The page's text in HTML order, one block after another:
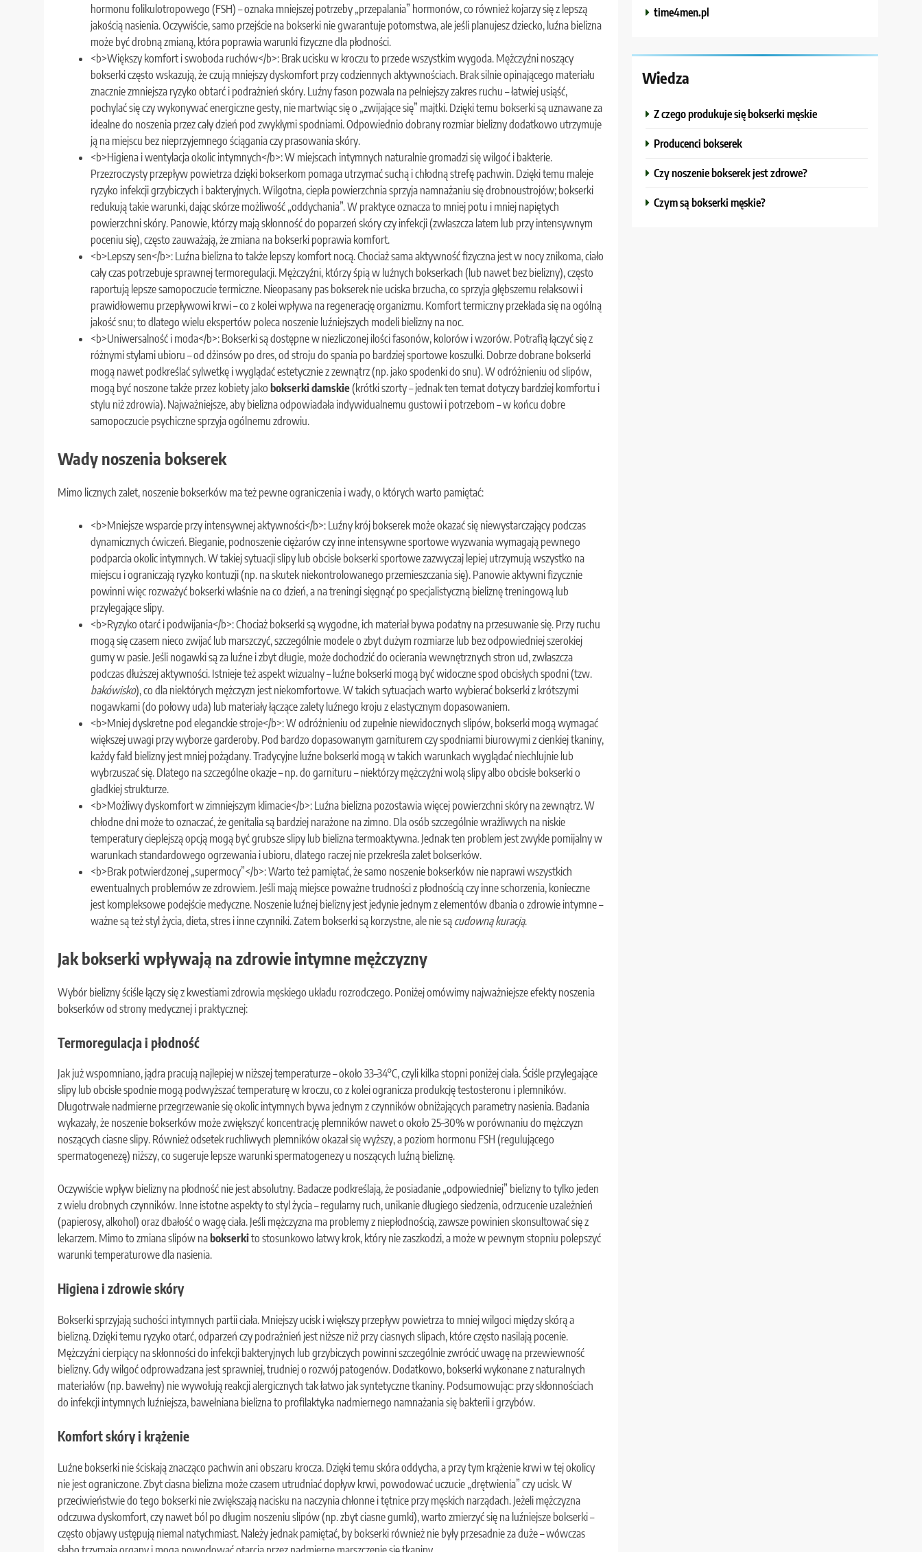
hormonu folikulotropowego (FSH) – oznaka mniejszej potrzeby „przepalania” hormonów, co również kojarzy się z lepszą
jakością nasienia. Oczywiście, samo przejście na bokserki nie gwarantuje potomstwa, ale jeśli planujesz dziecko, luźna bielizna
może być drobną zmianą, która poprawia warunki fizyczne dla płodności.
<b>Większy komfort i swoboda ruchów</b>: Brak ucisku w kroczu to przede wszystkim wygoda. Mężczyźni noszący
bokserki często wskazują, że czują mniejszy dyskomfort przy codziennych aktywnościach. Brak silnie opinającego materiału
znacznie zmniejsza ryzyko obtarć i podrażnień skóry. Luźny fason pozwala na pełniejszy zakres ruchu – łatwiej usiąść,
pochylać się czy wykonywać energiczne gesty, nie martwiąc się o „zwijające się” majtki. Dzięki temu bokserki są uznawane za
idealne do noszenia przez cały dzień pod zwykłymi spodniami. Odpowiednio dobrany rozmiar bielizny dodatkowo utrzymuje
ją na miejscu bez nieprzyjemnego ściągania czy prasowania skóry.
<b>Higiena i wentylacja okolic intymnych</b>: W miejscach intymnych naturalnie gromadzi się wilgoć i bakterie.
Przezroczysty przepływ powietrza dzięki bokserkom pomaga utrzymać suchą i chłodną strefę pachwin. Dzięki temu maleje
ryzyko infekcji grzybiczych i bakteryjnych. Wilgotna, ciepła powierzchnia sprzyja namnażaniu się drobnoustrojów; bokserki
redukują takie warunki, dając skórze możliwość „oddychania”. W praktyce oznacza to mniej potu i mniej napiętych
powierzchni skóry. Panowie, którzy mają skłonność do poparzeń skóry czy infekcji (zwłaszcza latem lub przy intensywnym
poceniu się), często zauważają, że zmiana na bokserki poprawia komfort.
<b>Lepszy sen</b>: Luźna bielizna to także lepszy komfort nocą. Chociaż sama aktywność fizyczna jest w nocy znikoma, ciało
cały czas potrzebuje sprawnej termoregulacji. Mężczyźni, którzy śpią w luźnych bokserkach (lub nawet bez bielizny), często
raportują lepsze samopoczucie termiczne. Nieopasany pas bokserek nie uciska brzucha, co sprzyja głębszemu relaksowi i
prawidłowemu przepływowi krwi – co z kolei wpływa na regenerację organizmu. Komfort termiczny przekłada się na ogólną
jakość snu; to dlatego wielu ekspertów poleca noszenie luźniejszych modeli bielizny na noc.
<b>Uniwersalność i moda</b>: Bokserki są dostępne w niezliczonej ilości fasonów, kolorów i wzorów. Potrafią łączyć się z
różnymi stylami ubioru – od dżinsów po dres, od stroju do spania po bardziej sportowe koszulki. Dobrze dobrane bokserki
mogą nawet podkreślać sylwetkę i wyglądać estetycznie z zewnątrz (np. jako spodenki do snu). W odróżnieniu od slipów,
mogą być noszone także przez kobiety jako bokserki damskie(krótki szorty – jednak ten temat dotyczy bardziej komfortu i
stylu niż zdrowia). Najważniejsze, aby bielizna odpowiadała indywidualnemu gustowi i potrzebom – w końcu dobre
samopoczucie psychiczne sprzyja ogólnemu zdrowiu.
Wady noszenia bokserek
Mimo licznych zalet, noszenie bokserków ma też pewne ograniczenia i wady, o których warto pamiętać:
<b>Mniejsze wsparcie przy intensywnej aktywności</b>: Luźny krój bokserek może okazać się niewystarczający podczas
dynamicznych ćwiczeń. Bieganie, podnoszenie ciężarów czy inne intensywne sportowe wyzwania wymagają pewnego
podparcia okolic intymnych. W takiej sytuacji slipy lub obcisłe bokserki sportowe zazwyczaj lepiej utrzymują wszystko na
miejscu i ograniczają ryzyko kontuzji (np. na skutek niekontrolowanego przemieszczania się). Panowie aktywni fizycznie
powinni więc rozważyć bokserki właśnie na co dzień, a na treningi sięgnąć po specjalistyczną bieliznę treningową lub
przylegające slipy.
<b>Ryzyko otarć i podwijania</b>: Chociaż bokserki są wygodne, ich materiał bywa podatny na przesuwanie się. Przy ruchu
mogą się czasem nieco zwijać lub marszczyć, szczególnie modele o zbyt dużym rozmiarze lub bez odpowiedniej szerokiej
gumy w pasie. Jeśli nogawki są za luźne i zbyt długie, może dochodzić do ocierania wewnętrznych stron ud, zwłaszcza
podczas dłuższej aktywności. Istnieje też aspekt wizualny – luźne bokserki mogą być widoczne spod obcisłych spodni (tzw.
bakówisko), co dla niektórych mężczyzn jest niekomfortowe. W takich sytuacjach warto wybierać bokserki z krótszymi
nogawkami (do połowy uda) lub materiały łączące zalety luźnego kroju z elastycznym dopasowaniem.
<b>Mniej dyskretne pod eleganckie stroje</b>: W odróżnieniu od zupełnie niewidocznych slipów, bokserki mogą wymagać
większej uwagi przy wyborze garderoby. Pod bardzo dopasowanym garniturem czy spodniami biurowymi z cienkiej tkaniny,
każdy fałd bielizny jest mniej pożądany. Tradycyjne luźne bokserki mogą w takich warunkach wyglądać niechlujnie lub
wybrzuszać się. Dlatego na szczególne okazje – np. do garnituru – niektórzy mężczyźni wolą slipy albo obcisłe bokserki o
gładkiej strukturze.
<b>Możliwy dyskomfort w zimniejszym klimacie</b>: Luźna bielizna pozostawia więcej powierzchni skóry na zewnątrz. W
chłodne dni może to oznaczać, że genitalia są bardziej narażone na zimno. Dla osób szczególnie wrażliwych na niskie
temperatury cieplejszą opcją mogą być grubsze slipy lub bielizna termoaktywna. Jednak ten problem jest zwykle pomijalny w
warunkach standardowego ogrzewania i ubioru, dlatego raczej nie przekreśla zalet bokserków.
<b>Brak potwierdzonej „supermocy”</b>: Warto też pamiętać, że samo noszenie bokserków nie naprawi wszystkich
ewentualnych problemów ze zdrowiem. Jeśli mają miejsce poważne trudności z płodnością czy inne schorzenia, konieczne
jest kompleksowe podejście medyczne. Noszenie luźnej bielizny jest jedynie jednym z elementów dbania o zdrowie intymne –
ważne są też styl życia, dieta, stres i inne czynniki. Zatem bokserki są korzystne, ale nie są cudowną kuracją.
Jak bokserki wpływają na zdrowie intymne mężczyzny
Wybór bielizny ściśle łączy się z kwestiami zdrowia męskiego układu rozrodczego. Poniżej omówimy najważniejsze efekty noszenia
bokserków od strony medycznej i praktycznej:
Termoregulacja i płodność
Jak już wspomniano, jądra pracują najlepiej w niższej temperaturze – około 33–34°C, czyli kilka stopni poniżej ciała. Ściśle przylegające
slipy lub obcisłe spodnie mogą podwyższać temperaturę w kroczu, co z kolei ogranicza produkcję testosteronu i plemników.
Długotrwałe nadmierne przegrzewanie się okolic intymnych bywa jednym z czynników obniżających parametry nasienia. Badania
wykazały, że noszenie bokserków może zwiększyć koncentrację plemników nawet o około 25–30% w porównaniu do mężczyzn
noszących ciasne slipy. Również odsetek ruchliwych plemników okazał się wyższy, a poziom hormonu FSH (regulującego
spermatogenezę) niższy, co sugeruje lepsze warunki spermatogenezy u noszących luźną bieliznę.
Oczywiście wpływ bielizny na płodność nie jest absolutny. Badacze podkreślają, że posiadanie „odpowiedniej” bielizny to tylko jeden
z wielu drobnych czynników. Inne istotne aspekty to styl życia – regularny ruch, unikanie długiego siedzenia, odrzucenie uzależnień
(papierosy, alkohol) oraz dbałość o wagę ciała. Jeśli mężczyzna ma problemy z niepłodnością, zawsze powinien skonsultować się z
lekarzem. Mimo to zmiana slipów na bokserkito stosunkowo łatwy krok, który nie zaszkodzi, a może w pewnym stopniu polepszyć
warunki temperaturowe dla nasienia.
Higiena i zdrowie skóry
Bokserki sprzyjają suchości intymnych partii ciała. Mniejszy ucisk i większy przepływ powietrza to mniej wilgoci między skórą a
bielizną. Dzięki temu ryzyko otarć, odparzeń czy podrażnień jest niższe niż przy ciasnych slipach, które często nasilają pocenie.
Mężczyźni cierpiący na skłonności do infekcji bakteryjnych lub grzybiczych powinni szczególnie zwrócić uwagę na przewiewność
bielizny. Gdy wilgoć odprowadzana jest sprawniej, trudniej o rozwój patogenów. Dodatkowo, bokserki wykonane z naturalnych
materiałów (np. bawełny) nie wywołują reakcji alergicznych tak łatwo jak syntetyczne tkaniny. Podsumowując: przy skłonnościach
do infekcji intymnych luźniejsza, bawełniana bielizna to profilaktyka nadmiernego namnażania się bakterii i grzybów.
Komfort skóry i krążenie
Luźne bokserki nie ściskają znacząco pachwin ani obszaru krocza. Dzięki temu skóra oddycha, a przy tym krążenie krwi w tej okolicy
nie jest ograniczone. Zbyt ciasna bielizna może czasem utrudniać dopływ krwi, powodować uczucie „drętwienia” czy ucisk. W
przeciwieństwie do tego bokserki nie zwiększają nacisku na naczynia chłonne i tętnice przy męskich narządach. Jeżeli mężczyzna
odczuwa dyskomfort, czy nawet ból po długim noszeniu slipów (np. zbyt ciasne gumki), warto zmierzyć się na luźniejsze bokserki –
często objawy ustępują niemal natychmiast. Należy jednak pamiętać, by bokserki również nie były przesadnie za duże – wówczas
time4men.pl
Wiedza
Z czego produkuje się bokserki męskie
Producenci bokserek
Czy noszenie bokserek jest zdrowe?
Czym są bokserki męskie?